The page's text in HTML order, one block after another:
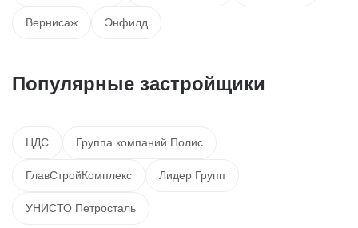
Вернисаж Энфилд
Популярные застройщики
ЦДС Группа компаний Полис
ГлавСтройКомплекс Лидер Групп
УНИСТО Петросталь